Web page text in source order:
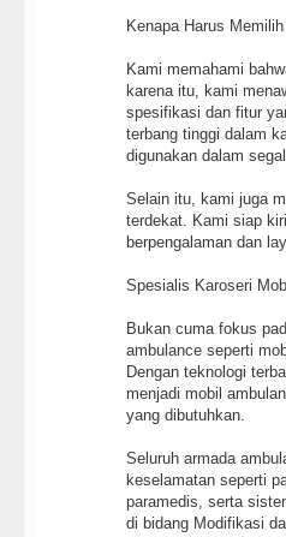
Kenapa Harus
Kami memahami
karena itu, kami
spesifikasi dan fitur
terbang tinggi dalam
digunakan dalam
Selain itu, kami juga
terdekat. Kami siap
berpengalaman dan
Spesialis Karoseri
Bukan cuma fokus
ambulance seperti
Dengan teknologi
menjadi mobil
yang dibutuhkan.
Seluruh armada
keselamatan seperti
paramedis, serta
di bidang Modifikasi